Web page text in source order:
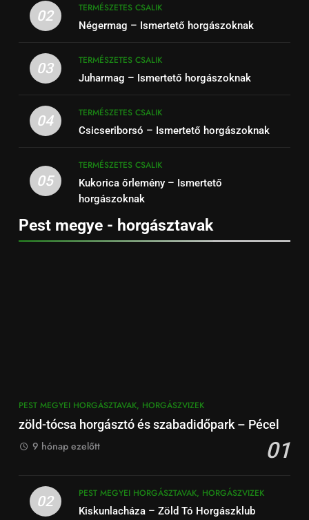
02
TERMÉSZETES CSALIK
Négermag – Ismertető horgászoknak
03
TERMÉSZETES CSALIK
Juharmag – Ismertető horgászoknak
04
TERMÉSZETES CSALIK
Csicseriborsó – Ismertető horgászoknak
05
TERMÉSZETES CSALIK
Kukorica őrlemény – Ismertető
horgászoknak
Pest megye - horgásztavak
PEST MEGYEI HORGÁSZTAVAK, HORGÁSZVIZEK
zöld-tócsa horgásztó és szabadidőpark – Pécel
01
9 hónap ezelőtt
02
PEST MEGYEI HORGÁSZTAVAK, HORGÁSZVIZEK
Kiskunlacháza – Zöld Tó Horgászklub